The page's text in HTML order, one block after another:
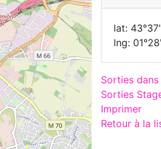
lat:
lng:
Sorties dans
Sorties
Imprimer
Retour à la